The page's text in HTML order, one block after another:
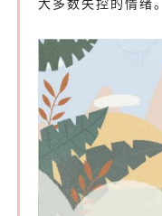
大多数失控的情绪。